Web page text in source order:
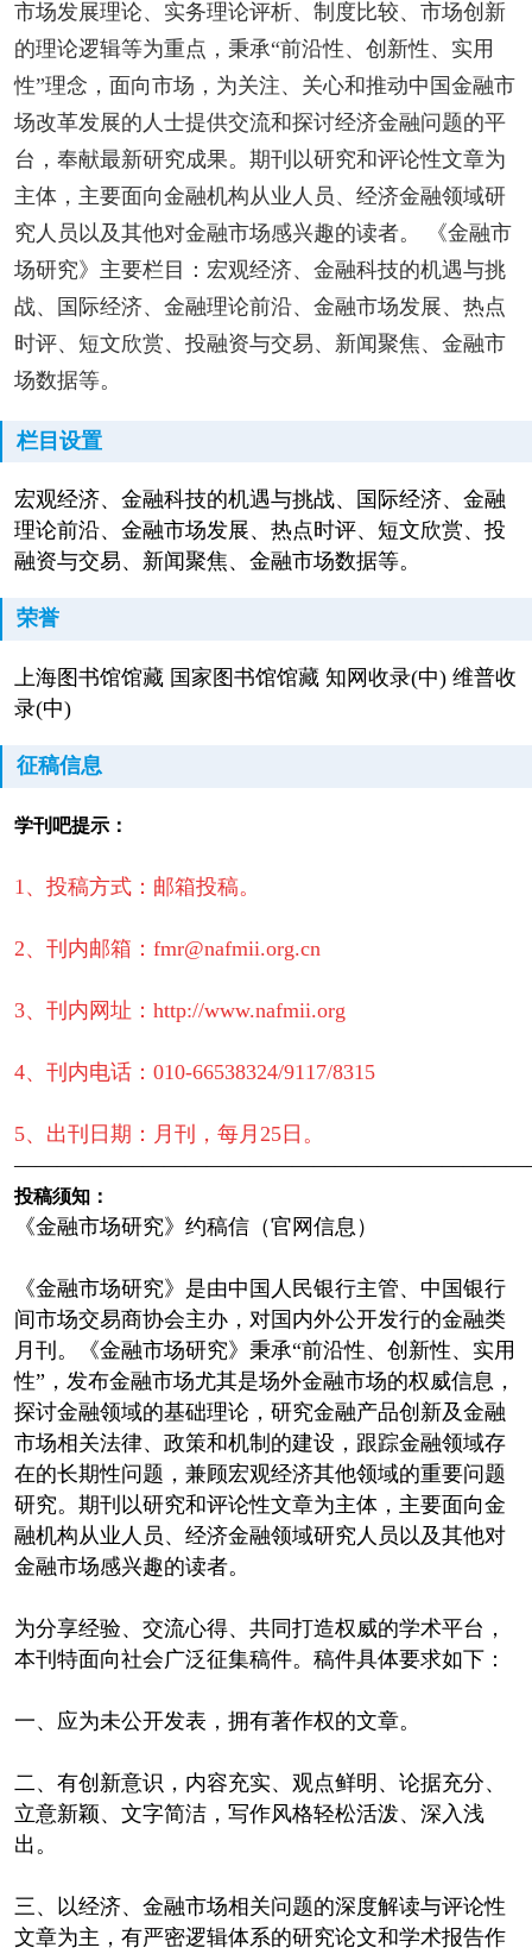
市场发展理论、实务理论评析、制度比较、市场创新
的理论逻辑等为重点，秉承“前沿性、创新性、实用
性”理念，面向市场，为关注、关心和推动中国金融市
场改革发展的人士提供交流和探讨经济金融问题的平
台，奉献最新研究成果。期刊以研究和评论性文章为
主体，主要面向金融机构从业人员、经济金融领域研
究人员以及其他对金融市场感兴趣的读者。 《金融市
场研究》主要栏目：宏观经济、金融科技的机遇与挑
战、国际经济、金融理论前沿、金融市场发展、热点
时评、短文欣赏、投融资与交易、新闻聚焦、金融市
场数据等。
栏目设置
宏观经济、金融科技的机遇与挑战、国际经济、金融
理论前沿、金融市场发展、热点时评、短文欣赏、投
融资与交易、新闻聚焦、金融市场数据等。
荣誉
上海图书馆馆藏 国家图书馆馆藏 知网收录(中) 维普收
录(中)
征稿信息
学刊吧提示：
1、投稿方式：邮箱投稿。
2、刊内邮箱：fmr@nafmii.org.cn
3、刊内网址：http://www.nafmii.org
4、刊内电话：010-66538324/9117/8315
5、出刊日期：月刊，每月25日。
投稿须知：
《金融市场研究》约稿信（官网信息）
《金融市场研究》是由中国人民银行主管、中国银行
间市场交易商协会主办，对国内外公开发行的金融类
月刊。《金融市场研究》秉承“前沿性、创新性、实用
性”，发布金融市场尤其是场外金融市场的权威信息，
探讨金融领域的基础理论，研究金融产品创新及金融
市场相关法律、政策和机制的建设，跟踪金融领域存
在的长期性问题，兼顾宏观经济其他领域的重要问题
研究。期刊以研究和评论性文章为主体，主要面向金
融机构从业人员、经济金融领域研究人员以及其他对
金融市场感兴趣的读者。
为分享经验、交流心得、共同打造权威的学术平台，
本刊特面向社会广泛征集稿件。稿件具体要求如下：
一、应为未公开发表，拥有著作权的文章。
二、有创新意识，内容充实、观点鲜明、论据充分、
立意新颖、文字简洁，写作风格轻松活泼、深入浅
出。
三、以经济、金融市场相关问题的深度解读与评论性
文章为主，有严密逻辑体系的研究论文和学术报告作